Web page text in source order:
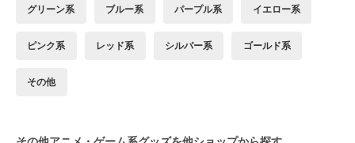
グリーン系 ブルー系 パープル系 イエロー系
ピンク系 レッド系 シルバー系 ゴールド系
その他